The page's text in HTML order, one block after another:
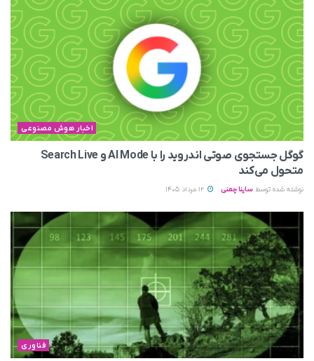
اخبار هوش مصنوعی
گوگل جستجوی صوتی اندروید را با AI Mode و Search Live
متحول می‌کند
نوشته شده توسط ساینا چمنی
فناوری